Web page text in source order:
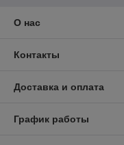
О нас
Контакты
Доставка и оплата
График работы